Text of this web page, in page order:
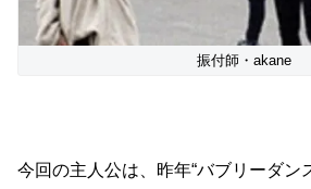
振付師・akane
今回の主人公は、昨年“バブリーダン